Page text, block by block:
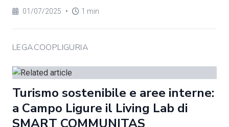
01/07/2025 • 1 min
LEGACOOPLIGURIA
Turismo sostenibile e aree interne:
a Campo Ligure il Living Lab di
SMART COMMUNITAS